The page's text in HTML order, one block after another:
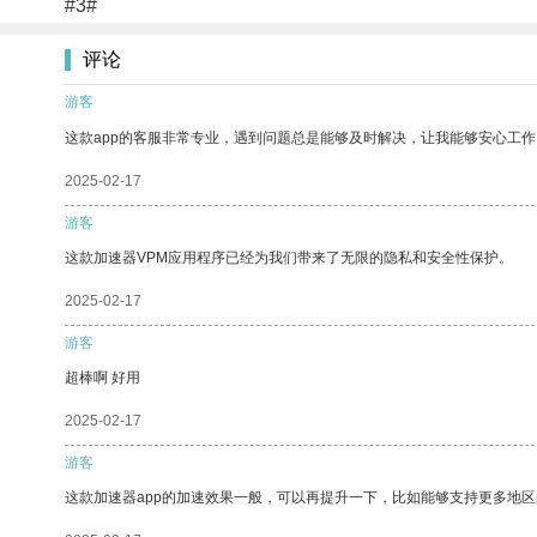
#3#
评论
游客
这款app的客服非常专业，遇到问题总是能够及时解决，让我能够安心工作
2025-02-17
游客
这款加速器VPM应用程序已经为我们带来了无限的隐私和安全性保护。
2025-02-17
游客
超棒啊 好用
2025-02-17
游客
这款加速器app的加速效果一般，可以再提升一下，比如能够支持更多地区